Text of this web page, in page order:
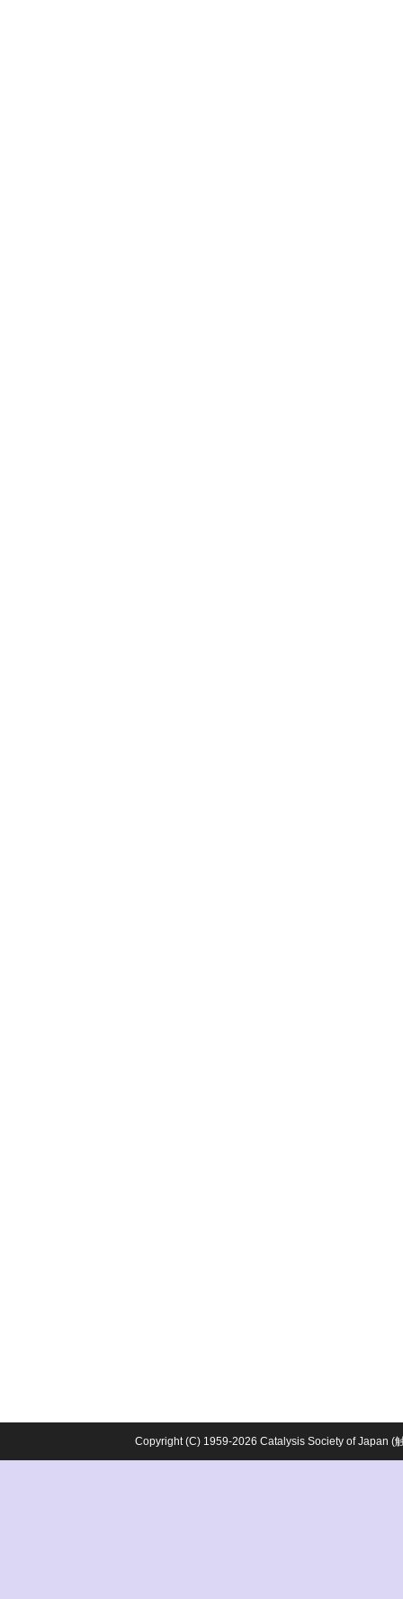
Copyright (C) 1959-2026 Catalysis Society of Japan (